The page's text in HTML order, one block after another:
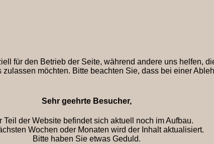
Sehr geehrte Besucher,
Teil der Website befindet sich aktuell noch im Aufbau.
Wochen oder Monaten wird der Inhalt aktualisiert.
Bitte haben Sie etwas Geduld.
für den Betrieb der Seite, während andere uns helfen,
möchten. Bitte beachten Sie, dass bei einer